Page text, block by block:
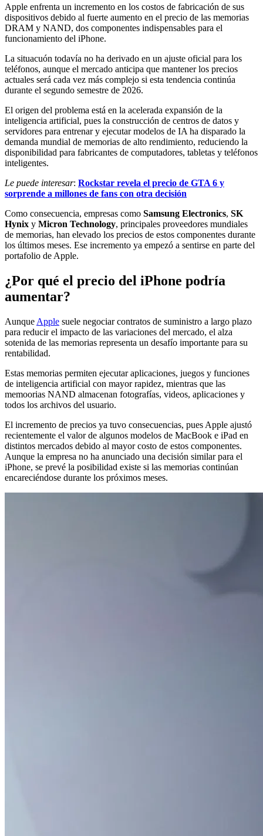
Apple enfrenta un incremento en los costos de fabricación de sus
dispositivos debido al fuerte aumento en el precio de las memorias
DRAM y NAND, dos componentes indispensables para el
funcionamiento del iPhone.
La situacuón todavía no ha derivado en un ajuste oficial para los
teléfonos, aunque el mercado anticipa que mantener los precios
actuales será cada vez más complejo si esta tendencia continúa
durante el segundo semestre de 2026.
El origen del problema está en la acelerada expansión de la
inteligencia artificial, pues la construcción de centros de datos y
servidores para entrenar y ejecutar modelos de IA ha disparado la
demanda mundial de memorias de alto rendimiento, reduciendo la
disponibilidad para fabricantes de computadores, tabletas y teléfonos
inteligentes.
Le puede interesar: Rockstar revela el precio de GTA 6 y
sorprende a millones de fans con otra decisión
Como consecuencia, empresas como Samsung Electronics, SK
Hynix y Micron Technology, principales proveedores mundiales
de memorias, han elevado los precios de estos componentes durante
los últimos meses. Ese incremento ya empezó a sentirse en parte del
portafolio de Apple.
¿Por qué el precio del iPhone podría
aumentar?
Aunque Apple suele negociar contratos de suministro a largo plazo
para reducir el impacto de las variaciones del mercado, el alza
sotenida de las memorias representa un desafío importante para su
rentabilidad.
Estas memorias permiten ejecutar aplicaciones, juegos y funciones
de inteligencia artificial con mayor rapidez, mientras que las
memoorias NAND almacenan fotografías, videos, aplicaciones y
todos los archivos del usuario.
El incremento de precios ya tuvo consecuencias, pues Apple ajustó
recientemente el valor de algunos modelos de MacBook e iPad en
distintos mercados debido al mayor costo de estos componentes.
Aunque la empresa no ha anunciado una decisión similar para el
iPhone, se prevé la posibilidad existe si las memorias continúan
encareciéndose durante los próximos meses.